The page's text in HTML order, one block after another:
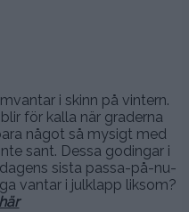
i skinn på vintern.
för kalla när graderna
något så mysigt med
sant. Dessa godingar i
sista passa-på-nu-
vantar i julklapp liksom?
här